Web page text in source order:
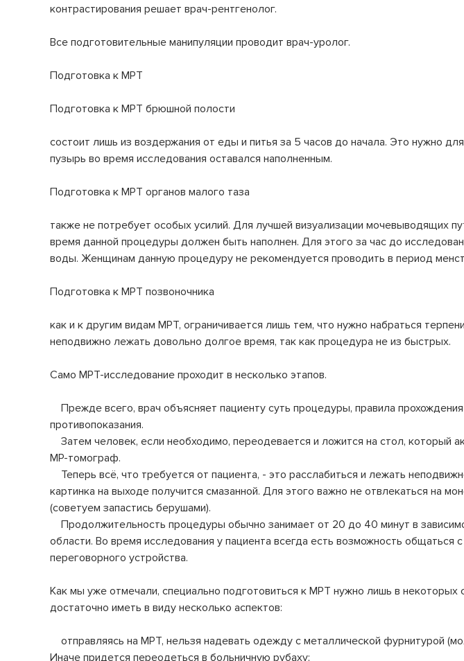
контрастирования решает врач-рентгенолог.
Все подготовительные манипуляции проводит врач-уролог.
Подготовка к МРТ
Подготовка к МРТ брюшной полости
состоит лишь из воздержания от еды и питья за 5 часов до начала. Это нужно
пузырь во время исследования оставался наполненным.
Подготовка к МРТ органов малого таза
также не потребует особых усилий. Для лучшей визуализации мочевыводящих
время данной процедуры должен быть наполнен. Для этого за час до
воды. Женщинам данную процедуру не рекомендуется проводить в период
Подготовка к МРТ позвоночника
как и к другим видам МРТ, ограничивается лишь тем, что нужно набраться
неподвижно лежать довольно долгое время, так как процедура не из быстрых.
Само МРТ-исследование проходит в несколько этапов.
Прежде всего, врач объясняет пациенту суть процедуры, правила
противопоказания.
Затем человек, если необходимо, переодевается и ложится на стол, который
МР-томограф.
Теперь всё, что требуется от пациента, - это расслабиться и лежать
картинка на выходе получится смазанной. Для этого важно не отвлекаться на
(советуем запастись берушами).
Продолжительность процедуры обычно занимает от 20 до 40 минут в
области. Во время исследования у пациента всегда есть возможность общаться
переговорного устройства.
Как мы уже отмечали, специально подготовиться к МРТ нужно лишь в некоторых
достаточно иметь в виду несколько аспектов:
отправляясь на МРТ, нельзя надевать одежду с металлической фурнитурой
Иначе придется переодеться в больничную рубаху;